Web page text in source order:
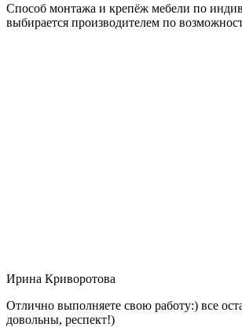
Способ монтажа и крепёж мебели по
выбирается производителем по
Ирина Криворотова
Отлично выполняете свою работу:) все
довольны, респект!)